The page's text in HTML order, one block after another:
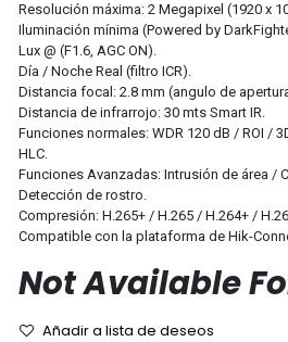
Resolución máxima: 2 Megapixel (1920 x
Iluminación mínima (Powered by
Lux @ (F1.6, AGC ON).
Día / Noche Real (filtro ICR).
Distancia focal: 2.8 mm (angulo de
Distancia de infrarrojo: 30 mts Smart IR.
Funciones normales: WDR 120 dB / ROI /
HLC.
​Funciones Avanzadas: Intrusión de área /
Detección de rostro.
Compresión: H.265+ / H.265 / H.264+ /
Compatible con la plataforma de Hik-
Not Available
Añadir a lista de deseos